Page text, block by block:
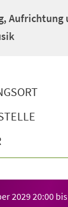
Aufrichtung
202920:00 bis